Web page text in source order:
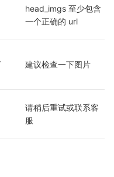
head_imgs 至少包含
一个正确的 url
建议检查一下图片
请稍后重试或联系客
服